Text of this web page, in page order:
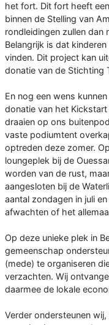
het fort. Dit fort heeft
binnen de Stelling van
rondleidingen zullen dan
Belangrijk is dat
vinden. Dit project kan
donatie van de Stichting
En nog een wens
donatie van het
draaien op ons
vaste podiumtent
optreden deze zomer.
loungeplek bij de
worden van de rust,
aangesloten bij de
aantal zondagen in juli
afwachten of het
Op deze unieke plek in
gemeenschap
(mede) te organiseren
verzachten. Wij
daarmee de lokale
Verder ondersteunen